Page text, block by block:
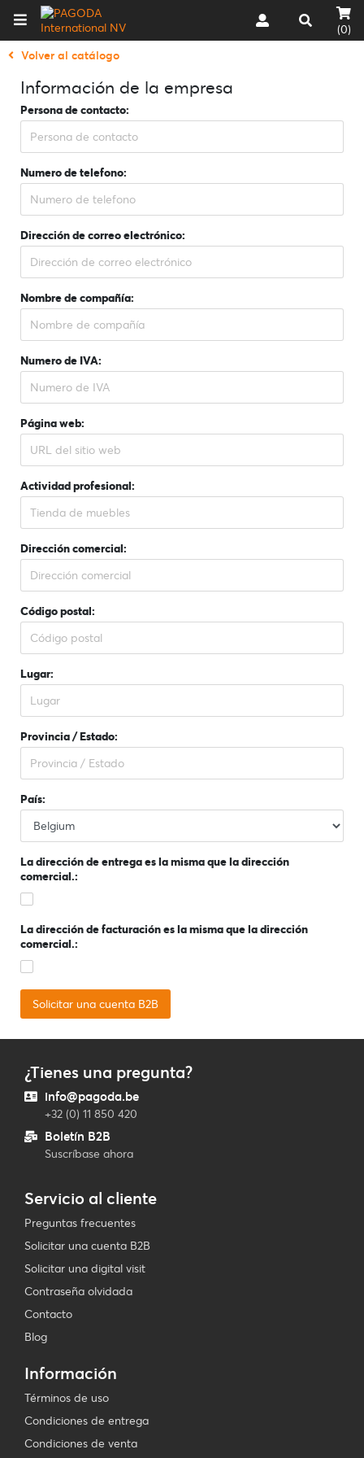
(0)
Volver al catálogo
Información de la empresa
Persona de contacto:
Numero de telefono:
Dirección de correo electrónico:
Nombre de compañía:
Numero de IVA:
Página web:
Actividad profesional:
Dirección comercial:
Código postal:
Lugar:
Provincia / Estado:
País:
La dirección de entrega es la misma que la dirección
comercial.:
La dirección de facturación es la misma que la dirección
comercial.:
¿Tienes una pregunta?
info@pagoda.be
+32 (0) 11 850 420
Boletín B2B
Suscríbase ahora
Servicio al cliente
Preguntas frecuentes
Solicitar una cuenta B2B
Solicitar una digital visit
Contraseña olvidada
Contacto
Blog
Información
Términos de uso
Condiciones de entrega
Condiciones de venta